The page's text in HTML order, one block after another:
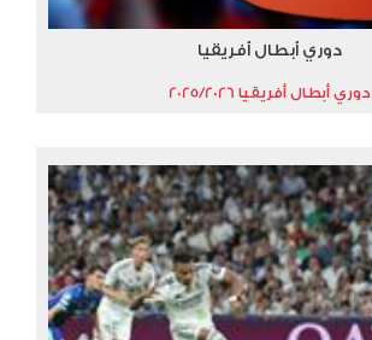
دوري أبطال أفريقيا
دوري أبطال أفريقيا 2025/2026